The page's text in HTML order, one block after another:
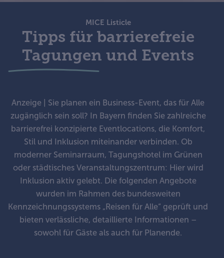
MICE Listicle
Tipps für barrierefreie
Tagungen und Events
Anzeige | Sie planen ein Business-Event, das für Alle
zugänglich sein soll? In Bayern finden Sie zahlreiche
barrierefrei konzipierte Eventlocations, die Komfort,
Stil und Inklusion miteinander verbinden. Ob
moderner Seminarraum, Tagungshotel im Grünen
oder städtisches Veranstaltungszentrum: Hier wird
Inklusion aktiv gelebt. Die folgenden Angebote
wurden im Rahmen des bundesweiten
Kennzeichnungssystems „Reisen für Alle“ geprüft und
bieten verlässliche, detaillierte Informationen –
sowohl für Gäste als auch für Planende.